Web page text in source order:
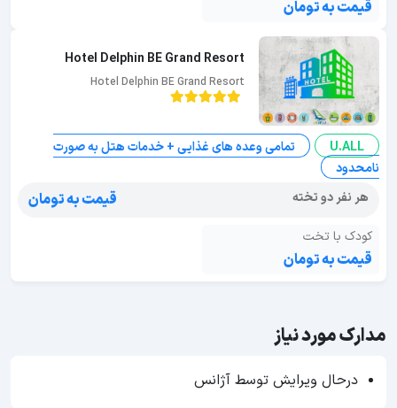
قیمت به تومان
Hotel Delphin BE Grand Resort
Hotel Delphin BE Grand Resort
U.ALL
تمامی وعده های غذایی + خدمات هتل به صورت
نامحدود
هر نفر دو تخته
قیمت به تومان
کودک با تخت
قیمت به تومان
مدارک مورد نیاز
درحال ویرایش توسط آژانس